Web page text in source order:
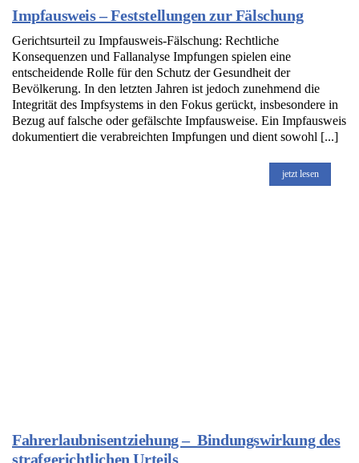
Impfausweis – Feststellungen zur Fälschung
Gerichtsurteil zu Impfausweis-Fälschung: Rechtliche
Konsequenzen und Fallanalyse Impfungen spielen eine
entscheidende Rolle für den Schutz der Gesundheit der
Bevölkerung. In den letzten Jahren ist jedoch zunehmend die
Integrität des Impfsystems in den Fokus gerückt, insbesondere in
Bezug auf falsche oder gefälschte Impfausweise. Ein Impfausweis
dokumentiert die verabreichten Impfungen und dient sowohl [...]
jetzt lesen
Fahrerlaubnisentziehung – Bindungswirkung des
strafgerichtlichen Urteils